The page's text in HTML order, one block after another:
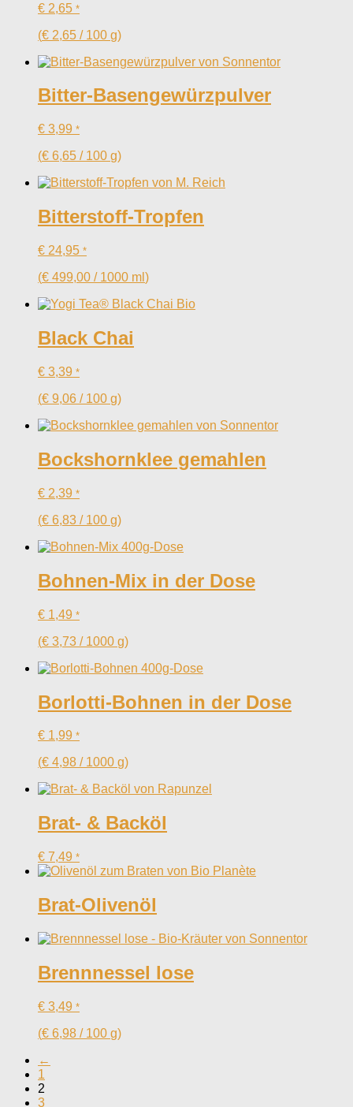
€ 2,65 *
(€ 2,65 / 100 g)
Bitter-Basengewürzpulver
€ 3,99 *
(€ 6,65 / 100 g)
Bitterstoff-Tropfen
€ 24,95 *
(€ 499,00 / 1000 ml )
Black Chai
€ 3,39 *
(€ 9,06 / 100 g)
Bockshornklee gemahlen
€ 2,39 *
(€ 6,83 / 100 g)
Bohnen-Mix in der Dose
€ 1,49 *
(€ 3,73 / 1000 g)
Borlotti-Bohnen in der Dose
€ 1,99 *
(€ 4,98 / 1000 g)
Brat- & Backöl
€ 7,49 *
Brat-Olivenöl
Brennnessel lose
€ 3,49 *
(€ 6,98 / 100 g)
←
1
2
3